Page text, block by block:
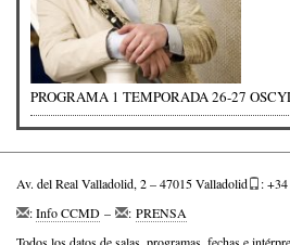
PROGRAMA 1 TEMPORADA 26-27
Av. del Real Valladolid, 2 – 47015 Valladolid
:
:Info CCMD – : PRENSA
Todos los datos de salas, programas, fechas e